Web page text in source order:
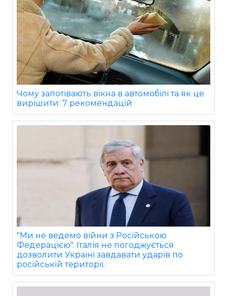
Чому запотівають вікна в автомобілі та як це
вирішити: 7 рекомендацій
"Ми не ведемо війни з Російською
Федерацією". Італія не погоджується
дозволити Україні завдавати ударів по
російській території.